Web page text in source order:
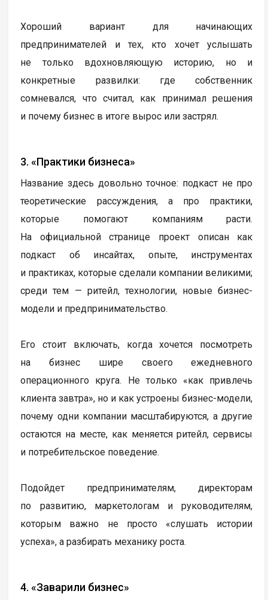
Хороший вариант для начинающих
предпринимателей и тех, кто хочет услышать
не только вдохновляющую историю, но и
конкретные развилки: где собственник
сомневался, что считал, как принимал решения
и почему бизнес в итоге вырос или застрял.
3. «Практики бизнеса»
Название здесь довольно точное: подкаст не про
теоретические рассуждения, а про практики,
которые помогают компаниям расти.
На официальной странице проект описан как
подкаст об инсайтах, опыте, инструментах
и практиках, которые сделали компании великими;
среди тем — ритейл, технологии, новые бизнес-
модели и предпринимательство.
Его стоит включать, когда хочется посмотреть
на бизнес шире своего ежедневного
операционного круга. Не только «как привлечь
клиента завтра», но и как устроены бизнес-модели,
почему одни компании масштабируются, а другие
остаются на месте, как меняется ритейл, сервисы
и потребительское поведение.
Подойдет предпринимателям, директорам
по развитию, маркетологам и руководителям,
которым важно не просто «слушать истории
успеха», а разбирать механику роста.
4. «Заварили бизнес»